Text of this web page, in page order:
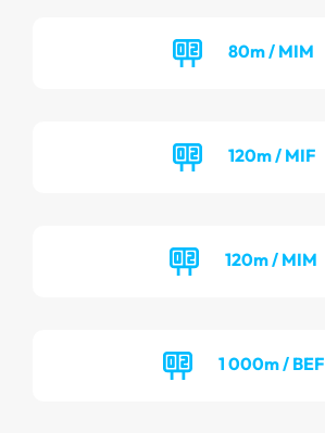
80m / MIM
120m / MIF
120m / MIM
1 000m / BEF